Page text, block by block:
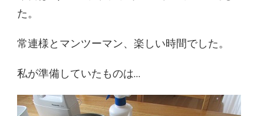
た。
常連様とマンツーマン、楽しい時間でした。
私が準備していたものは…